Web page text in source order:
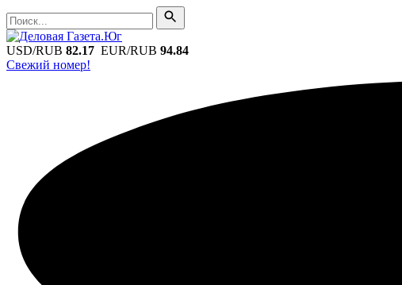
Поиск
Поиск
USD/RUB 82.17 EUR/RUB 94.84
Свежий номер!